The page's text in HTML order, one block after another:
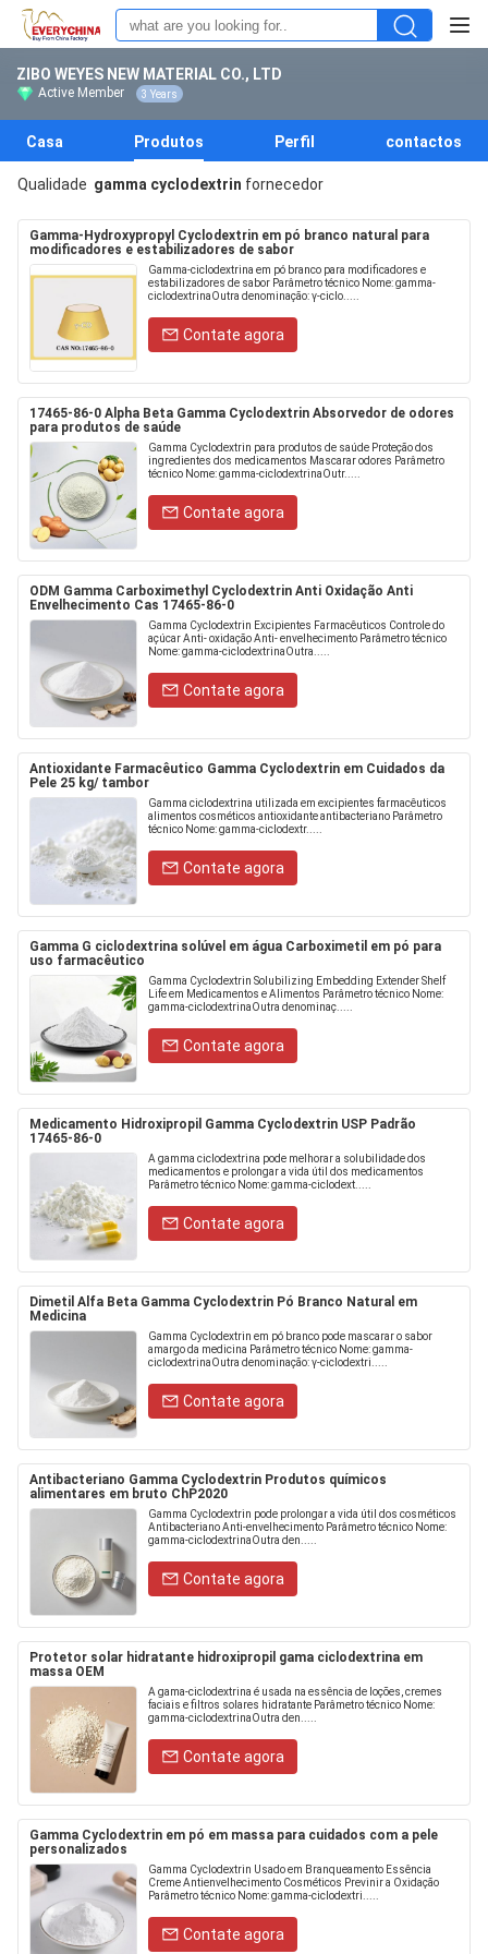
ZIBO WEYES NEW MATERIAL CO., LTD
Active Member 3 Years
Casa Produtos Perfil contactos
Qualidade gamma cyclodextrin fornecedor
Gamma-Hydroxypropyl Cyclodextrin em pó branco natural para
modificadores e estabilizadores de sabor
Gamma-ciclodextrina em pó branco para modificadores e
estabilizadores de sabor Parâmetro técnico Nome: gamma-
ciclodextrinaOutra denominação: γ-ciclo.....
Contate agora
17465-86-0 Alpha Beta Gamma Cyclodextrin Absorvedor de odores
para produtos de saúde
Gamma Cyclodextrin para produtos de saúde Proteção dos
ingredientes dos medicamentos Mascarar odores Parâmetro
técnico Nome: gamma-ciclodextrinaOutr.....
Contate agora
ODM Gamma Carboximethyl Cyclodextrin Anti Oxidação Anti
Envelhecimento Cas 17465-86-0
Gamma Cyclodextrin Excipientes Farmacêuticos Controle do
açúcar Anti- oxidação Anti- envelhecimento Parâmetro técnico
Nome: gamma-ciclodextrinaOutra.....
Contate agora
Antioxidante Farmacêutico Gamma Cyclodextrin em Cuidados da
Pele 25 kg/ tambor
Gamma ciclodextrina utilizada em excipientes farmacêuticos
alimentos cosméticos antioxidante antibacteriano Parâmetro
técnico Nome: gamma-ciclodextr.....
Contate agora
Gamma G ciclodextrina solúvel em água Carboximetil em pó para
uso farmacêutico
Gamma Cyclodextrin Solubilizing Embedding Extender Shelf
Life em Medicamentos e Alimentos Parâmetro técnico Nome:
gamma-ciclodextrinaOutra denominaç.....
Contate agora
Medicamento Hidroxipropil Gamma Cyclodextrin USP Padrão
17465-86-0
A gamma ciclodextrina pode melhorar a solubilidade dos
medicamentos e prolongar a vida útil dos medicamentos
Parâmetro técnico Nome: gamma-ciclodext.....
Contate agora
Dimetil Alfa Beta Gamma Cyclodextrin Pó Branco Natural em
Medicina
Gamma Cyclodextrin em pó branco pode mascarar o sabor
amargo da medicina Parâmetro técnico Nome: gamma-
ciclodextrinaOutra denominação: γ-ciclodextri.....
Contate agora
Antibacteriano Gamma Cyclodextrin Produtos químicos
alimentares em bruto ChP2020
Gamma Cyclodextrin pode prolongar a vida útil dos cosméticos
Antibacteriano Anti-envelhecimento Parâmetro técnico Nome:
gamma-ciclodextrinaOutra den.....
Contate agora
Protetor solar hidratante hidroxipropil gama ciclodextrina em
massa OEM
A gama-ciclodextrina é usada na essência de loções, cremes
faciais e filtros solares hidratante Parâmetro técnico Nome:
gamma-ciclodextrinaOutra den.....
Contate agora
Gamma Cyclodextrin em pó em massa para cuidados com a pele
personalizados
Gamma Cyclodextrin Usado em Branqueamento Essência
Creme Antienvelhecimento Cosméticos Previnir a Oxidação
Parâmetro técnico Nome: gamma-ciclodextri.....
Contate agora